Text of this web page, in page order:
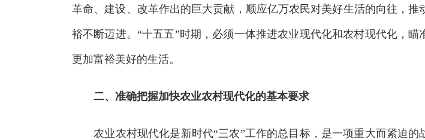
革命、建设、改革作出的巨大贡献，顺应亿万农民对美好生活的向往，
裕不断迈进。“十五五”时期，必须一体推进农业现代化和农村现代化，
更加富裕美好的生活。
二、准确把握加快农业农村现代化的基本要求
农业农村现代化是新时代“三农”工作的总目标，是一项重大而紧迫的